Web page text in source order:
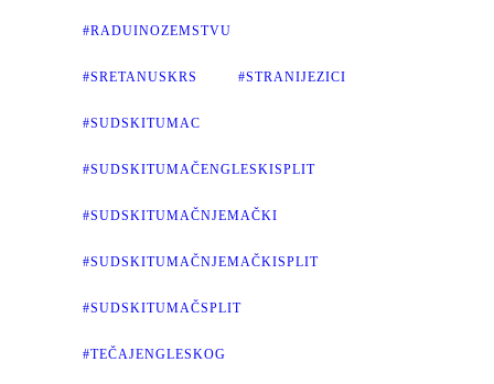
#RADUINOZEMSTVU
#SRETANUSKRS #STRANIJEZICI
#SUDSKITUMAC
#SUDSKITUMAČENGLESKISPLIT
#SUDSKITUMAČNJEMAČKI
#SUDSKITUMAČNJEMAČKISPLIT
#SUDSKITUMAČSPLIT
#TEČAJENGLESKOG